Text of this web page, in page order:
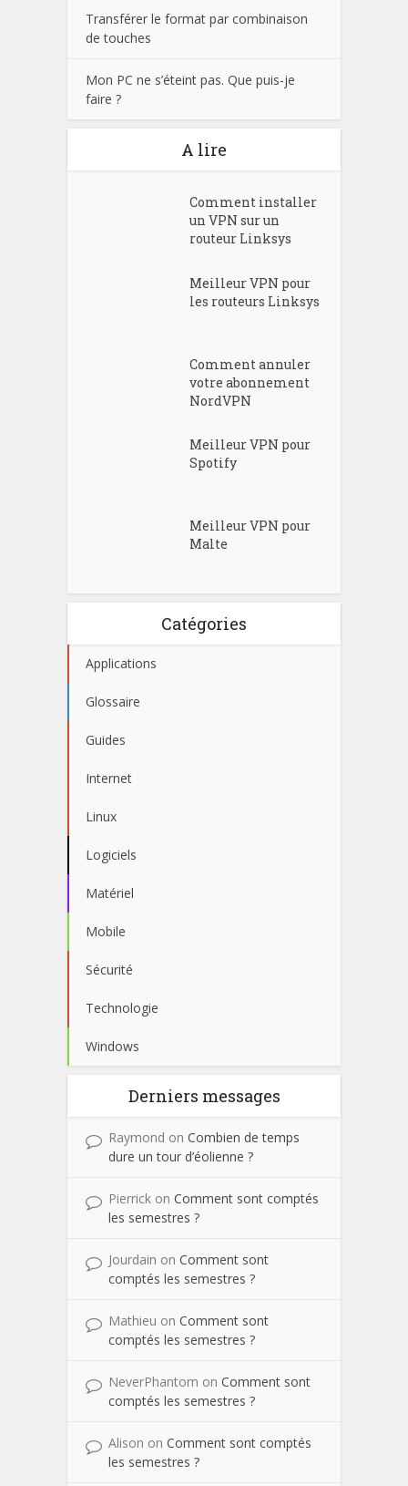
Transférer le format par combinaison
de touches
Mon PC ne s’éteint pas. Que puis-je
faire ?
A lire
Comment installer
un VPN sur un
routeur Linksys
Meilleur VPN pour
les routeurs Linksys
Comment annuler
votre abonnement
NordVPN
Meilleur VPN pour
Spotify
Meilleur VPN pour
Malte
Catégories
Applications
Glossaire
Guides
Internet
Linux
Logiciels
Matériel
Mobile
Sécurité
Technologie
Windows
Derniers messages
Raymond on Combien de temps
dure un tour d’éolienne ?
Pierrick on Comment sont comptés
les semestres ?
Jourdain on Comment sont
comptés les semestres ?
Mathieu on Comment sont
comptés les semestres ?
NeverPhantom on Comment sont
comptés les semestres ?
Alison on Comment sont comptés
les semestres ?